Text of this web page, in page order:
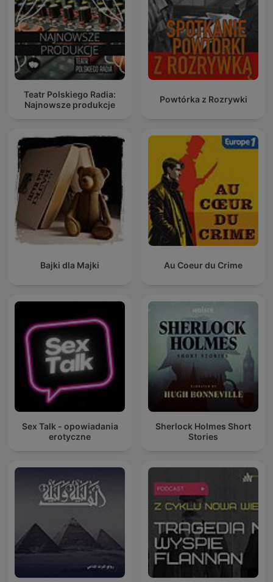
Teatr Polskiego Radia:
Najnowsze produkcje
Powtórka z Rozrywki
Bajki dla Majki Au Coeur du Crime
Sex Talk - opowiadania
erotyczne
Sherlock Holmes Short
Stories